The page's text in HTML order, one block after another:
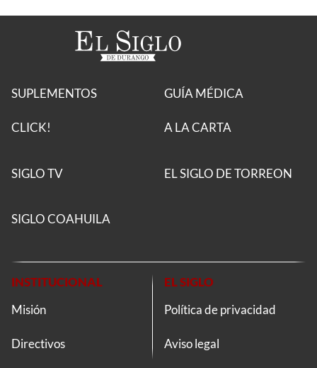
SUPLEMENTOS
CLICK!
GUÍA MÉDICA
A LA CARTA
SIGLO TV EL SIGLO DE TORREON
SIGLO COAHUILA
INSTITUCIONAL
Misión
Directivos
EL SIGLO
Política de privacidad
Aviso legal